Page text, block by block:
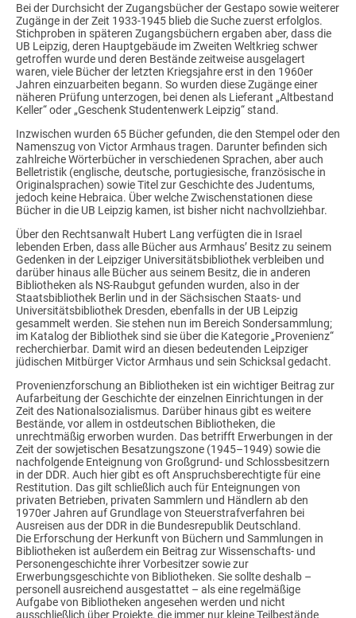
Bei der Durchsicht der Zugangsbücher der Gestapo sowie weiterer
Zugänge in der Zeit 1933-1945 blieb die Suche zuerst erfolglos.
Stichproben in späteren Zugangsbüchern ergaben aber, dass die
UB Leipzig, deren Hauptgebäude im Zweiten Weltkrieg schwer
getroffen wurde und deren Bestände zeitweise ausgelagert
waren, viele Bücher der letzten Kriegsjahre erst in den 1960er
Jahren einzuarbeiten begann. So wurden diese Zugänge einer
näheren Prüfung unterzogen, bei denen als Lieferant „Altbestand
Keller“ oder „Geschenk Studentenwerk Leipzig“ stand.
Inzwischen wurden 65 Bücher gefunden, die den Stempel oder den
Namenszug von Victor Armhaus tragen. Darunter befinden sich
zahlreiche Wörterbücher in verschiedenen Sprachen, aber auch
Belletristik (englische, deutsche, portugiesische, französische in
Originalsprachen) sowie Titel zur Geschichte des Judentums,
jedoch keine Hebraica. Über welche Zwischenstationen diese
Bücher in die UB Leipzig kamen, ist bisher nicht nachvollziehbar.
Über den Rechtsanwalt Hubert Lang verfügten die in Israel
lebenden Erben, dass alle Bücher aus Armhaus’ Besitz zu seinem
Gedenken in der Leipziger Universitätsbibliothek verbleiben und
darüber hinaus alle Bücher aus seinem Besitz, die in anderen
Bibliotheken als NS-Raubgut gefunden wurden, also in der
Staatsbibliothek Berlin und in der Sächsischen Staats- und
Universitätsbibliothek Dresden, ebenfalls in der UB Leipzig
gesammelt werden. Sie stehen nun im Bereich Sondersammlung;
im Katalog der Bibliothek sind sie über die Kategorie „Provenienz“
recherchierbar. Damit wird an diesen bedeutenden Leipziger
jüdischen Mitbürger Victor Armhaus und sein Schicksal gedacht.
Provenienzforschung an Bibliotheken ist ein wichtiger Beitrag zur
Aufarbeitung der Geschichte der einzelnen Einrichtungen in der
Zeit des Nationalsozialismus. Darüber hinaus gibt es weitere
Bestände, vor allem in ostdeutschen Bibliotheken, die
unrechtmäßig erworben wurden. Das betrifft Erwerbungen in der
Zeit der sowjetischen Besatzungszone (1945–1949) sowie die
nachfolgende Enteignung von Großgrund- und Schlossbesitzern
in der DDR. Auch hier gibt es oft Anspruchsberechtigte für eine
Restitution. Das gilt schließlich auch für Enteignungen von
privaten Betrieben, privaten Sammlern und Händlern ab den
1970er Jahren auf Grundlage von Steuerstrafverfahren bei
Ausreisen aus der DDR in die Bundesrepublik Deutschland.
Die Erforschung der Herkunft von Büchern und Sammlungen in
Bibliotheken ist außerdem ein Beitrag zur Wissenschafts- und
Personengeschichte ihrer Vorbesitzer sowie zur
Erwerbungsgeschichte von Bibliotheken. Sie sollte deshalb –
personell ausreichend ausgestattet – als eine regelmäßige
Aufgabe von Bibliotheken angesehen werden und nicht
ausschließlich über Projekte, die immer nur kleine Teilbestände